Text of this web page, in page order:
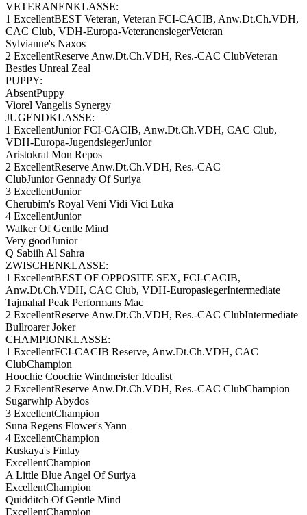
VETERANENKLASSE:
1 ExcellentBEST Veteran, Veteran FCI-CACIB, Anw.Dt.Ch.VDH,
CAC Club, VDH-Europa-VeteranensiegerVeteran
Sylvianne's Naxos
2 ExcellentReserve Anw.Dt.Ch.VDH, Res.-CAC ClubVeteran
Besties Unreal Zeal
PUPPY:
AbsentPuppy
Viorel Vangelis Synergy
JUGENDKLASSE:
1 ExcellentJunior FCI-CACIB, Anw.Dt.Ch.VDH, CAC Club,
VDH-Europa-JugendsiegerJunior
Aristokrat Mon Repos
2 ExcellentReserve Anw.Dt.Ch.VDH, Res.-CAC
ClubJunior Gennady Of Suriya
3 ExcellentJunior
Cherubim's Royal Veni Vidi Vici Luka
4 ExcellentJunior
Walker Of Gentle Mind
Very goodJunior
Q Sabiih Al Sahra
ZWISCHENKLASSE:
1 ExcellentBEST OF OPPOSITE SEX, FCI-CACIB,
Anw.Dt.Ch.VDH, CAC Club, VDH-EuropasiegerIntermediate
Tajmahal Peak Performans Mac
2 ExcellentReserve Anw.Dt.Ch.VDH, Res.-CAC ClubIntermediate
Bullroarer Joker
CHAMPIONKLASSE:
1 ExcellentFCI-CACIB Reserve, Anw.Dt.Ch.VDH, CAC
ClubChampion
Hoochie Coochie Windmeister Idealist
2 ExcellentReserve Anw.Dt.Ch.VDH, Res.-CAC ClubChampion
Sugarwhip Abydos
3 ExcellentChampion
Suna Regens Flower's Yann
4 ExcellentChampion
Kuskaya's Finlay
ExcellentChampion
A Little Blue Angel Of Suriya
ExcellentChampion
Quidditch Of Gentle Mind
ExcellentChampion